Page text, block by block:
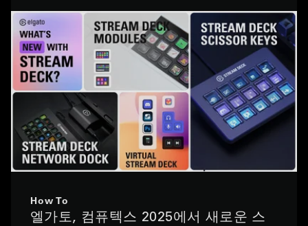
How To
엘가토, 컴퓨텍스 2025에서 새로운 스